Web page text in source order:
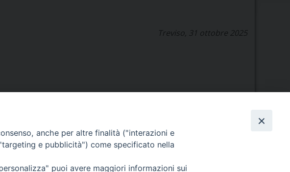
Treviso, 31 ottobre 2025
anche per altre finalità ("interazioni e
e pubblicità") come specificato nella
puoi avere maggiori informazioni sui